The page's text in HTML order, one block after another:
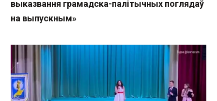
выказвання грамадска-палітычных поглядаў
на выпускным»